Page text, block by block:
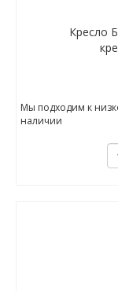
Кресло
Мы подходим к
наличии